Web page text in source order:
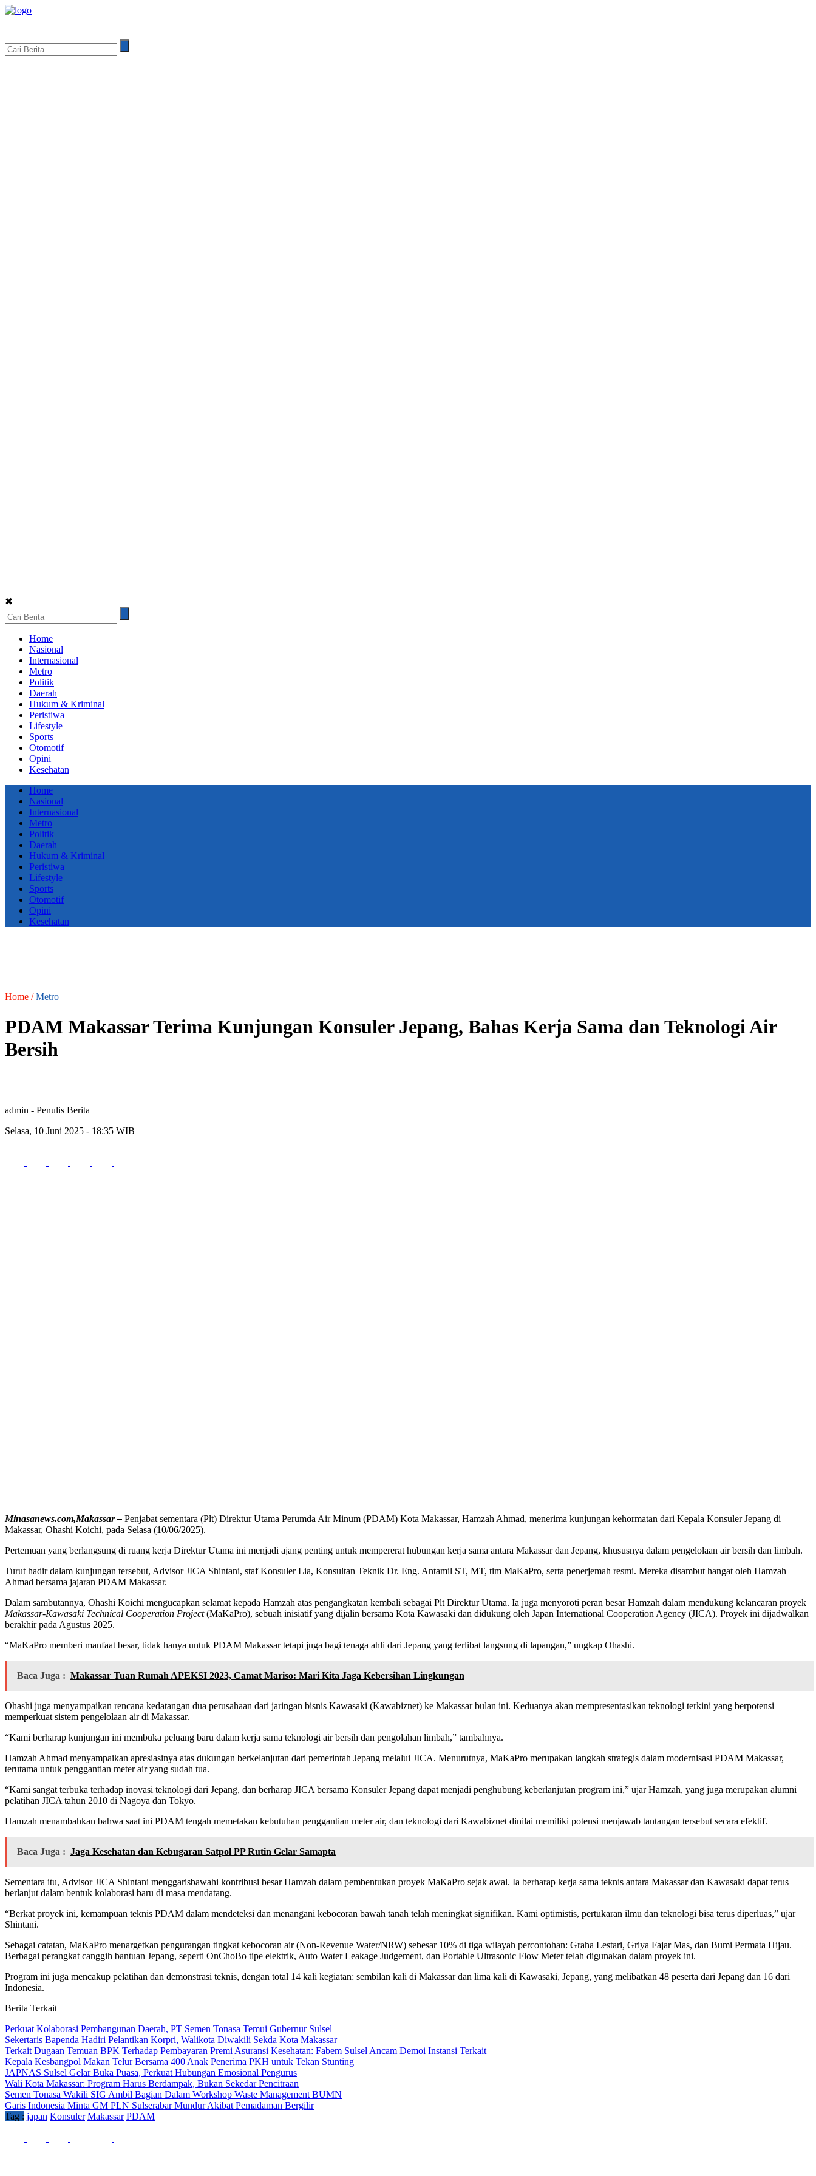
✖
Home
Nasional
Internasional
Metro
Politik
Daerah
Hukum & Kriminal
Peristiwa
Lifestyle
Sports
Otomotif
Opini
Kesehatan
Home
Nasional
Internasional
Metro
Politik
Daerah
Hukum & Kriminal
Peristiwa
Lifestyle
Sports
Otomotif
Opini
Kesehatan
Home /Metro
PDAM Makassar Terima Kunjungan Konsuler Jepang, Bahas Kerja Sama dan Teknologi Air
Bersih
admin - Penulis Berita
Selasa, 10 Juni 2025 - 18:35 WIB
Minasanews.com,Makassar – Penjabat sementara (Plt) Direktur Utama Perumda Air Minum (PDAM) Kota Makassar, Hamzah Ahmad, menerima kunjungan kehormatan dari Kepala Konsuler Jepang di
Makassar, Ohashi Koichi, pada Selasa (10/06/2025).
Pertemuan yang berlangsung di ruang kerja Direktur Utama ini menjadi ajang penting untuk mempererat hubungan kerja sama antara Makassar dan Jepang, khususnya dalam pengelolaan air bersih dan limbah.
Turut hadir dalam kunjungan tersebut, Advisor JICA Shintani, staf Konsuler Lia, Konsultan Teknik Dr. Eng. Antamil ST, MT, tim MaKaPro, serta penerjemah resmi. Mereka disambut hangat oleh Hamzah
Ahmad bersama jajaran PDAM Makassar.
Dalam sambutannya, Ohashi Koichi mengucapkan selamat kepada Hamzah atas pengangkatan kembali sebagai Plt Direktur Utama. Ia juga menyoroti peran besar Hamzah dalam mendukung kelancaran proyek
Makassar-Kawasaki Technical Cooperation Project(MaKaPro), sebuah inisiatif yang dijalin bersama Kota Kawasaki dan didukung oleh Japan International Cooperation Agency (JICA). Proyek ini dijadwalkan
berakhir pada Agustus 2025.
“MaKaPro memberi manfaat besar, tidak hanya untuk PDAM Makassar tetapi juga bagi tenaga ahli dari Jepang yang terlibat langsung di lapangan,” ungkap Ohashi.
Baca Juga : Makassar Tuan Rumah APEKSI 2023, Camat Mariso: Mari Kita Jaga Kebersihan Lingkungan
Ohashi juga menyampaikan rencana kedatangan dua perusahaan dari jaringan bisnis Kawasaki (Kawabiznet) ke Makassar bulan ini. Keduanya akan mempresentasikan teknologi terkini yang berpotensi
memperkuat sistem pengelolaan air di Makassar.
“Kami berharap kunjungan ini membuka peluang baru dalam kerja sama teknologi air bersih dan pengolahan limbah,” tambahnya.
Hamzah Ahmad menyampaikan apresiasinya atas dukungan berkelanjutan dari pemerintah Jepang melalui JICA. Menurutnya, MaKaPro merupakan langkah strategis dalam modernisasi PDAM Makassar,
terutama untuk penggantian meter air yang sudah tua.
“Kami sangat terbuka terhadap inovasi teknologi dari Jepang, dan berharap JICA bersama Konsuler Jepang dapat menjadi penghubung keberlanjutan program ini,” ujar Hamzah, yang juga merupakan alumni
pelatihan JICA tahun 2010 di Nagoya dan Tokyo.
Hamzah menambahkan bahwa saat ini PDAM tengah memetakan kebutuhan penggantian meter air, dan teknologi dari Kawabiznet dinilai memiliki potensi menjawab tantangan tersebut secara efektif.
Baca Juga : Jaga Kesehatan dan Kebugaran Satpol PP Rutin Gelar Samapta
Sementara itu, Advisor JICA Shintani menggarisbawahi kontribusi besar Hamzah dalam pembentukan proyek MaKaPro sejak awal. Ia berharap kerja sama teknis antara Makassar dan Kawasaki dapat terus
berlanjut dalam bentuk kolaborasi baru di masa mendatang.
“Berkat proyek ini, kemampuan teknis PDAM dalam mendeteksi dan menangani kebocoran bawah tanah telah meningkat signifikan. Kami optimistis, pertukaran ilmu dan teknologi bisa terus diperluas,” ujar
Shintani.
Sebagai catatan, MaKaPro menargetkan pengurangan tingkat kebocoran air (Non-Revenue Water/NRW) sebesar 10% di tiga wilayah percontohan: Graha Lestari, Griya Fajar Mas, dan Bumi Permata Hijau.
Berbagai perangkat canggih bantuan Jepang, seperti OnChoBo tipe elektrik, Auto Water Leakage Judgement, dan Portable Ultrasonic Flow Meter telah digunakan dalam proyek ini.
Program ini juga mencakup pelatihan dan demonstrasi teknis, dengan total 14 kali kegiatan: sembilan kali di Makassar dan lima kali di Kawasaki, Jepang, yang melibatkan 48 peserta dari Jepang dan 16 dari
Indonesia.
Berita Terkait
Perkuat Kolaborasi Pembangunan Daerah, PT Semen Tonasa Temui Gubernur Sulsel
Sekertaris Bapenda Hadiri Pelantikan Korpri, Walikota Diwakili Sekda Kota Makassar
Terkait Dugaan Temuan BPK Terhadap Pembayaran Premi Asuransi Kesehatan: Fabem Sulsel Ancam Demoi Instansi Terkait
Kepala Kesbangpol Makan Telur Bersama 400 Anak Penerima PKH untuk Tekan Stunting
JAPNAS Sulsel Gelar Buka Puasa, Perkuat Hubungan Emosional Pengurus
Wali Kota Makassar: Program Harus Berdampak, Bukan Sekedar Pencitraan
Semen Tonasa Wakili SIG Ambil Bagian Dalam Workshop Waste Management BUMN
Garis Indonesia Minta GM PLN Sulserabar Mundur Akibat Pemadaman Bergilir
Tag : japan Konsuler Makassar PDAM